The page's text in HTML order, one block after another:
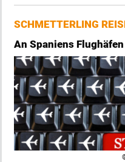
SCHMETTERLING
An Spaniens